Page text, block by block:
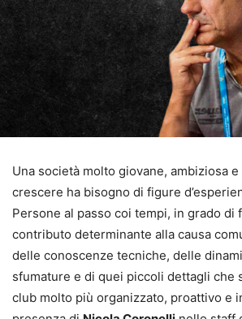
Una società molto giovane, ambiziosa
crescere ha bisogno di figure
Persone al passo coi tempi, in grado di
contributo determinante alla causa
delle conoscenze tecniche, delle
sfumature e di quei piccoli dettagli che
club molto più organizzato, proattivo e